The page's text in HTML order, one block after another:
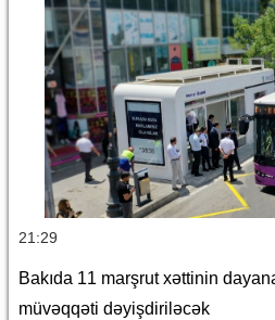
21:29
Bakıda 11 marşrut xəttinin
müvəqqəti dəyişdiriləcək